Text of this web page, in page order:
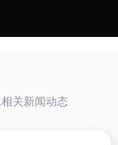
关新闻动态